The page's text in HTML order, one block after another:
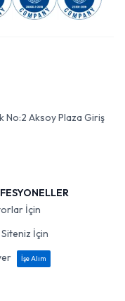
No:2 Aksoy Plaza Giriş
İçin
İçin
İşe Alım